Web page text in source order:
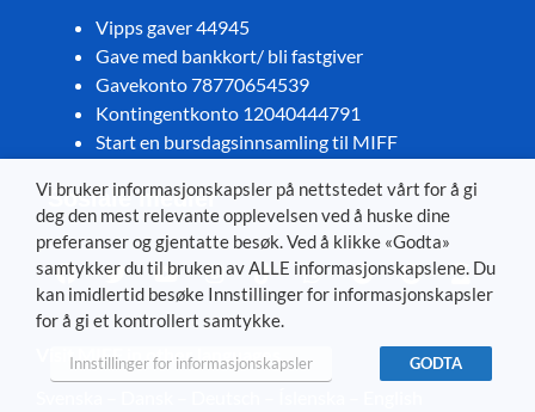
Vipps gaver 44945
Gave med bankkort/ bli fastgiver
Gavekonto 78770654539
Kontingentkonto 12040444791
Start en bursdagsinnsamling til MIFF
Sosiale medier
Visit MIFF in other languages
Vi bruker informasjonskapsler på nettstedet vårt for å gi
deg den mest relevante opplevelsen ved å huske dine
preferanser og gjentatte besøk. Ved å klikke «Godta»
samtykker du til bruken av ALLE informasjonskapslene. Du
kan imidlertid besøke Innstillinger for informasjonskapsler
for å gi et kontrollert samtykke.
Innstillinger for informasjonskapsler GODTA